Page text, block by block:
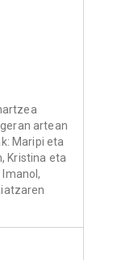
artean
Maripi eta
Kristina eta